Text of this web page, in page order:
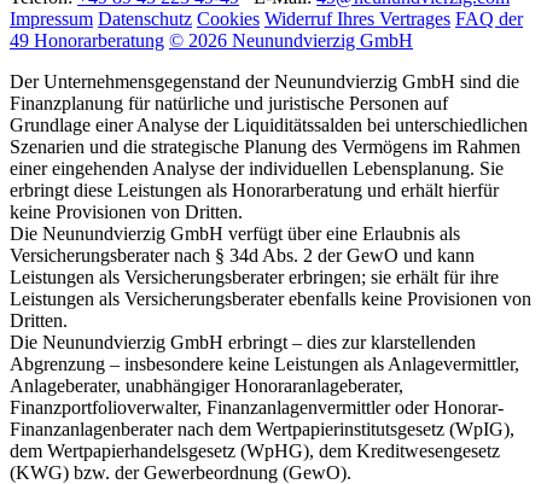
Impressum Datenschutz Cookies Widerruf Ihres Vertrages FAQ der
49 Honorarberatung © 2026 Neunundvierzig GmbH
Der Unternehmensgegenstand der Neunundvierzig GmbH sind die
Finanzplanung für natürliche und juristische Personen auf
Grundlage einer Analyse der Liquiditätssalden bei unterschiedlichen
Szenarien und die strategische Planung des Vermögens im Rahmen
einer eingehenden Analyse der individuellen Lebensplanung. Sie
erbringt diese Leistungen als Honorarberatung und erhält hierfür
keine Provisionen von Dritten.
Die Neunundvierzig GmbH verfügt über eine Erlaubnis als
Versicherungsberater nach § 34d Abs. 2 der GewO und kann
Leistungen als Versicherungsberater erbringen; sie erhält für ihre
Leistungen als Versicherungsberater ebenfalls keine Provisionen von
Dritten.
Die Neunundvierzig GmbH erbringt – dies zur klarstellenden
Abgrenzung – insbesondere keine Leistungen als Anlagevermittler,
Anlageberater, unabhängiger Honoraranlageberater,
Finanzportfolioverwalter, Finanzanlagenvermittler oder Honorar-
Finanzanlagenberater nach dem Wertpapierinstitutsgesetz (WpIG),
dem Wertpapierhandelsgesetz (WpHG), dem Kreditwesengesetz
(KWG) bzw. der Gewerbeordnung (GewO).